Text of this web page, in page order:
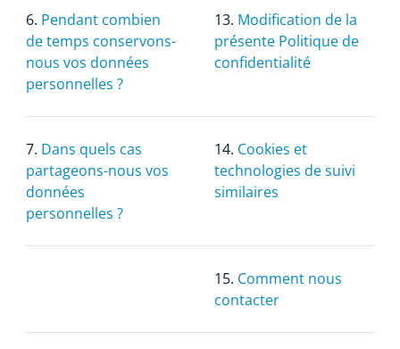
6. Pendant combien
de temps conservons-
nous vos données
personnelles ?
13. Modification de la
présente Politique de
confidentialité
7. Dans quels cas
partageons-nous vos
données
personnelles ?
14. Cookies et
technologies de suivi
similaires
15. Comment nous
contacter